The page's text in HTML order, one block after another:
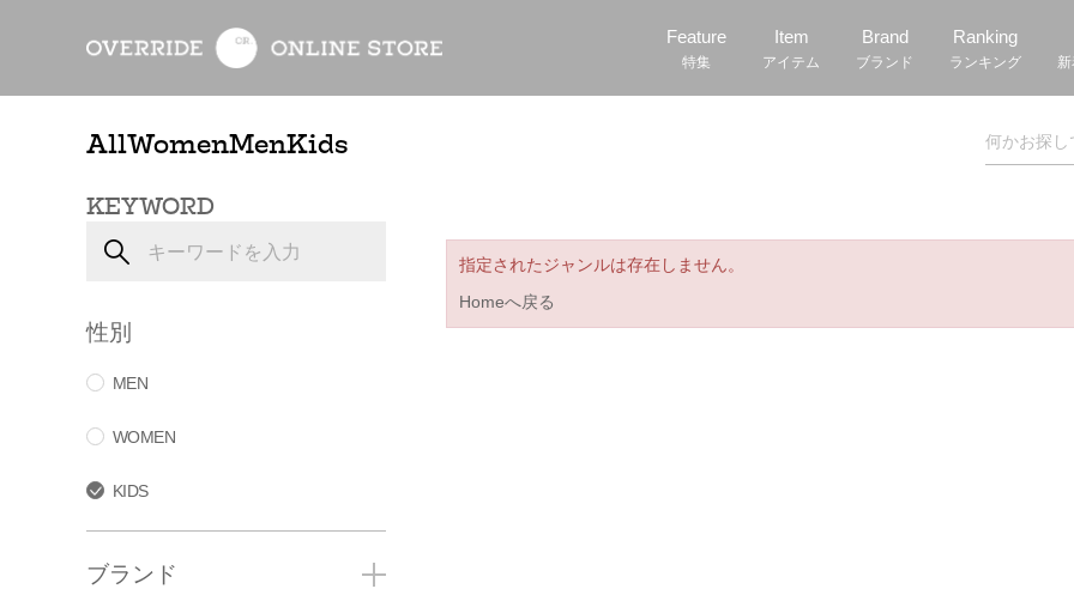
Feature
特集
Item
アイテム
Brand
ブランド
Ranking
ランキング
AllWomenMenKids
KEYWORD
性別
MEN
WOMEN
KIDS
ブランド
指定されたジャンルは存在しません。
Homeへ戻る